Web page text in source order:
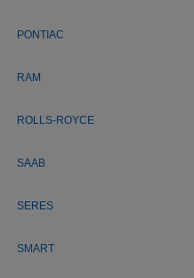
PONTIAC
RAM
ROLLS-ROYCE
SAAB
SERES
SMART